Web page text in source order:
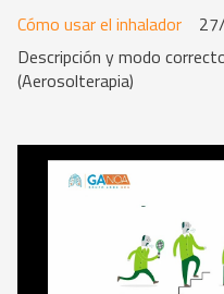
Cómo usar el inhalador
Descripción y modo
(Aerosolterapia)